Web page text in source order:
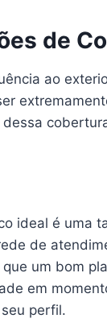
de
ao
ideal é uma
de
um bom
em
perfil.